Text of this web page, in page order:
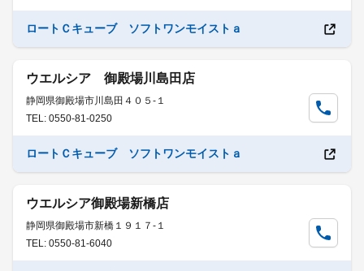
ロートＣキューブ ソフトワンモイストａ
ウエルシア 御殿場川島田店
静岡県御殿場市川島田４０５-１
TEL: 0550-81-0250
ロートＣキューブ ソフトワンモイストａ
ウエルシア御殿場新橋店
静岡県御殿場市新橋１９１７-１
TEL: 0550-81-6040